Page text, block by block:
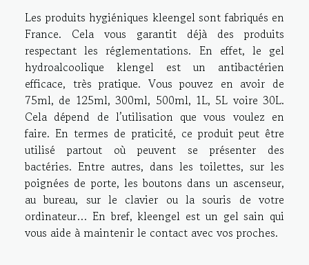
Les produits hygiéniques kleengel sont fabriqués en
France. Cela vous garantit déjà des produits
respectant les réglementations. En effet, le gel
hydroalcoolique klengel est un antibactérien
efficace, très pratique. Vous pouvez en avoir de
75ml, de 125ml, 300ml, 500ml, 1L, 5L voire 30L.
Cela dépend de l’utilisation que vous voulez en
faire. En termes de praticité, ce produit peut être
utilisé partout où peuvent se présenter des
bactéries. Entre autres, dans les toilettes, sur les
poignées de porte, les boutons dans un ascenseur,
au bureau, sur le clavier ou la souris de votre
ordinateur… En bref, kleengel est un gel sain qui
vous aide à maintenir le contact avec vos proches.